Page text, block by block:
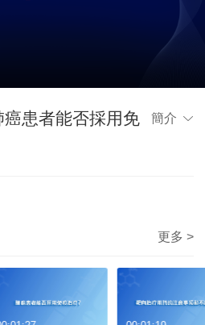
患者能否採用免
簡介
更多 >